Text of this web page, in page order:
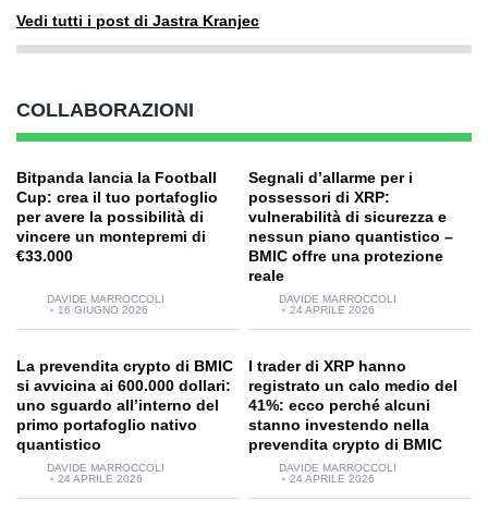
Vedi tutti i post di Jastra Kranjec
COLLABORAZIONI
Bitpanda lancia la Football
Cup: crea il tuo portafoglio
per avere la possibilità di
vincere un montepremi di
€33.000
DAVIDE MARROCCOLI
16 GIUGNO 2026
Segnali d’allarme per i
possessori di XRP:
vulnerabilità di sicurezza e
nessun piano quantistico –
BMIC offre una protezione
reale
DAVIDE MARROCCOLI
24 APRILE 2026
La prevendita crypto di BMIC
si avvicina ai 600.000 dollari:
uno sguardo all’interno del
primo portafoglio nativo
quantistico
DAVIDE MARROCCOLI
24 APRILE 2026
I trader di XRP hanno
registrato un calo medio del
41%: ecco perché alcuni
stanno investendo nella
prevendita crypto di BMIC
DAVIDE MARROCCOLI
24 APRILE 2026